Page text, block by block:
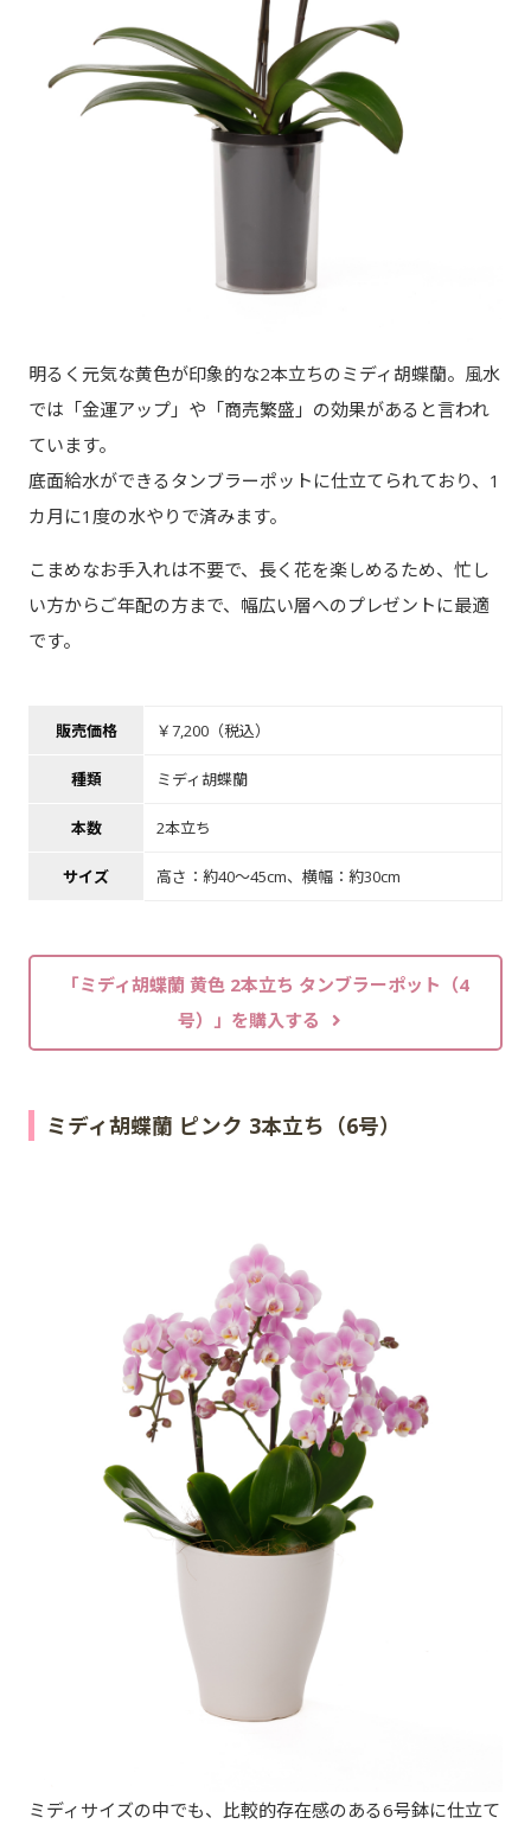
明るく元気な黄色が印象的な2本立ちのミディ胡蝶蘭。風水
では「金運アップ」や「商売繁盛」の効果があると言われ
ています。
底面給水ができるタンブラーポットに仕立てられており、1
カ月に1度の水やりで済みます。
こまめなお手入れは不要で、長く花を楽しめるため、忙し
い方からご年配の方まで、幅広い層へのプレゼントに最適
です。
販売価格 ￥7,200（税込）
種類 ミディ胡蝶蘭
本数 2本立ち
サイズ 高さ：約40～45cm、横幅：約30cm
「ミディ胡蝶蘭 黄色 2本立ち タンブラーポット（4
号）」を購入する
ミディ胡蝶蘭 ピンク 3本立ち（6号）
ミディサイズの中でも、比較的存在感のある6号鉢に仕立て